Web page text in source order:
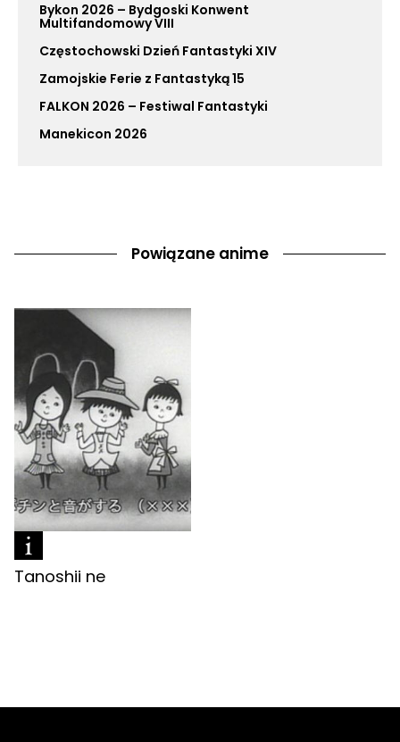
Bykon 2026 – Bydgoski Konwent
Multifandomowy VIII
Częstochowski Dzień Fantastyki XIV
Zamojskie Ferie z Fantastyką 15
FALKON 2026 – Festiwal Fantastyki
Manekicon 2026
Powiązane anime
Tanoshii ne